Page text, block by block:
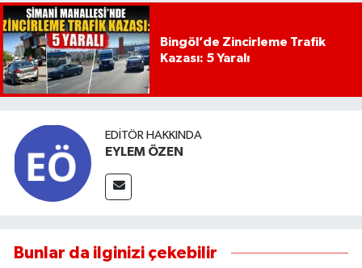
Bingöl’de Zincirleme Trafik
Kazası: 5 Yaralı
EDITÖR HAKKINDA
EYLEM ÖZEN
Bunlar da ilginizi çekebilir